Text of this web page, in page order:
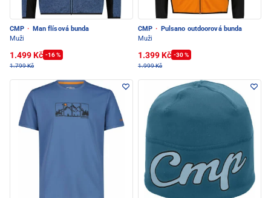
CMP ·
Man flísová bunda
Muži
1.499 Kč -16 %
1.799 Kč
CMP ·
Pulsano outdoorová bunda
Muži
1.399 Kč -30 %
1.999 Kč